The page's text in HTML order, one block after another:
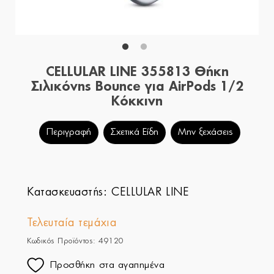
CELLULAR LINE 355813 Θήκη
Σιλικόνης Bounce για AirPods 1/2
Κόκκινη
Περιγραφή Σχετικά Είδη Μην ξεχάσεις
Κατασκευαστής:CELLULAR LINE
Τελευταία τεμάχια
Κωδικός Προϊόντος: 49120
Προσθήκη στα αγαπημένα